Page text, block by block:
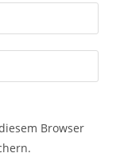
Browser